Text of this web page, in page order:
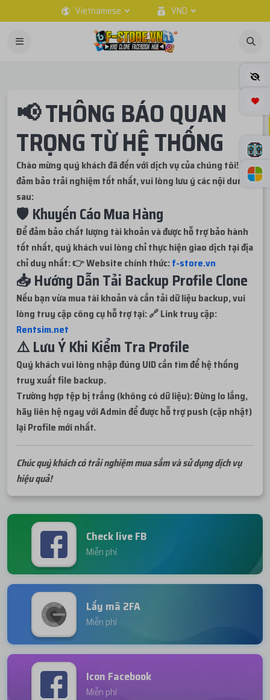
Vietnamese VND
📢 THÔNG BÁO QUAN
TRỌNG TỪ HỆ THỐNG
Chào mừng quý khách đã đến với dịch vụ của chúng tôi! Để
đảm bảo trải nghiệm tốt nhất, vui lòng lưu ý các nội dung
sau:
🛡️ Khuyến Cáo Mua Hàng
Để đảm bảo chất lượng tài khoản và được hỗ trợ bảo hành
tốt nhất, quý khách vui lòng chỉ thực hiện giao dịch tại địa
chỉ duy nhất: 👉 Website chính thức:f-store.vn
📥 Hướng Dẫn Tải Backup Profile Clone
Nếu bạn vừa mua tài khoản và cần tải dữ liệu backup, vui
lòng truy cập công cụ hỗ trợ tại: 🔗 Link truy cập:
Rentsim.net
⚠️ Lưu Ý Khi Kiểm Tra Profile
Quý khách vui lòng nhập đúng UID cần tìm để hệ thống
truy xuất file backup.
Trường hợp tệp bị trắng (không có dữ liệu): Đừng lo lắng,
hãy liên hệ ngay với Admin để được hỗ trợ push (cập nhật)
lại Profile mới nhất.
Chúc quý khách có trải nghiệm mua sắm và sử dụng dịch vụ
hiệu quả!
Check live FB
Miễn phí
Lấy mã 2FA
Miễn phí
Icon Facebook
Miễn phí